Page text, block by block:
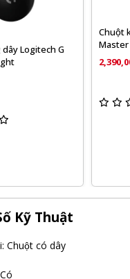
Logitech G
Chuột
Master
Kỹ Thuật
Chuột có dây